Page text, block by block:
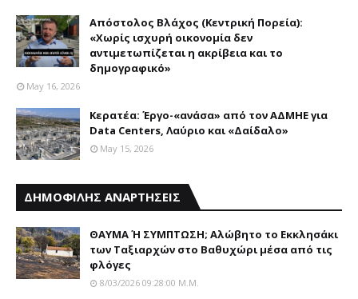
Απόστολος Βλάχος (Κεντρική Πορεία):
«Χωρίς ισχυρή οικονομία δεν
αντιμετωπίζεται η ακρίβεια και το
δημογραφικό»
May 16, 2026
Κερατέα: Έργο-«ανάσα» από τον ΑΔΜΗΕ για
Data Centers, Λαύριο και «Δαίδαλο»
May 15, 2026
ΔΗΜΟΦΙΛΗΣ ΑΝΑΡΤΗΣΕΙΣ
ΘΑΥΜΑ Ή ΣΥΜΠΤΩΣΗ; Aλώβητο το Eκκλησάκι
των Tαξιαρχών στο Bαθυχώρι μέσα από τις
φλόγες
8/03/2026 09:28:00 Μ.μ.